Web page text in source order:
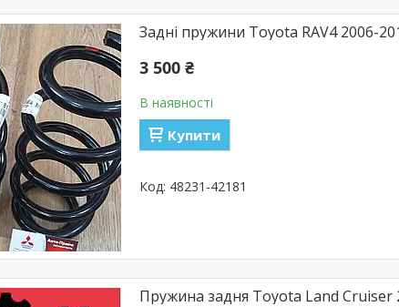
Задні пружини Toyota RAV4 2006-
3 500 ₴
В наявності
Купити
48231-42181
Пружина задня Toyota Land Cruiser